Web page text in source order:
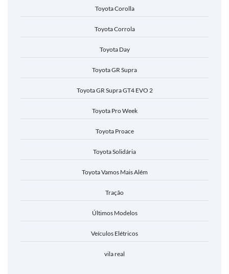
Toyota Corolla
Toyota Corrola
Toyota Day
Toyota GR Supra
Toyota GR Supra GT4 EVO 2
Toyota Pro Week
Toyota Proace
Toyota Solidária
Toyota Vamos Mais Além
Tração
Últimos Modelos
Veículos Elétricos
vila real